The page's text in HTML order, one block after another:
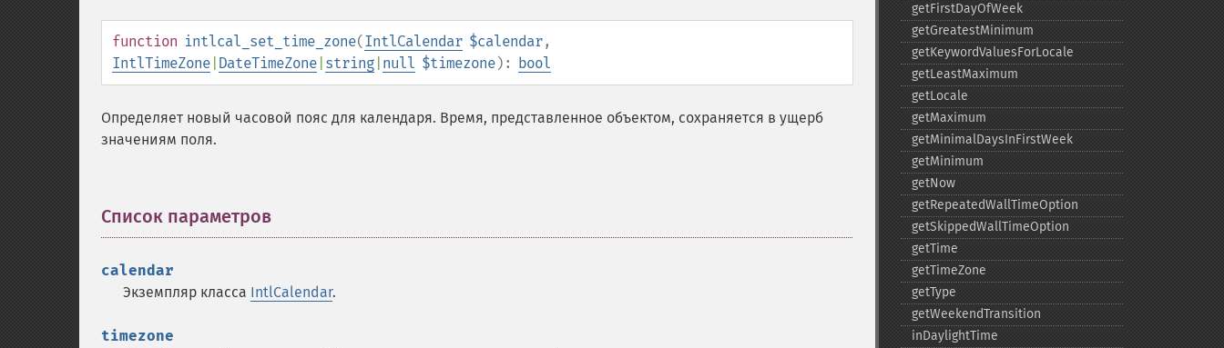
function intlcal_set_time_zone(IntlCalendar $calendar,
IntlTimeZone DateTimeZone string null $timezone): bool
Определяет новый часовой пояс для календаря. Время, представленное объектом, сохраняется в ущерб
значениям поля.
Список параметров
calendar
Экземпляр класса IntlCalendar.
timezone
getFirstDayOfWeek
getGreatestMinimum
getKeywordValuesForLocale
getLeastMaximum
getLocale
getMaximum
getMinimalDaysInFirstWeek
getMinimum
getNow
getRepeatedWallTimeOption
getSkippedWallTimeOption
getTime
getTimeZone
getType
getWeekendTransition
inDaylightTime